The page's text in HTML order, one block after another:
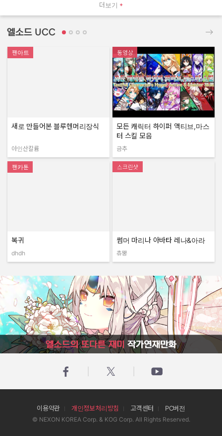
더보기
엘소드 UCC
팬아트
새로 만들어본 블루헨머리장식
작성자:
아인산칼륨
동영상
모든 캐릭터 하이퍼 액티브,마스
터 스킬 모음
작성자:
금추
팬카툰
복귀
dhdh
스크린샷
썸머 마리나 아바타 레나&아라
작성자:
츄뿡
엘소드의 또다른 재미 작가연재만화
이용약관 개인정보처리방침 고객센터 PC버전
© NEXON KOREA Corp. & KOG Corp. All Rights Reserved.